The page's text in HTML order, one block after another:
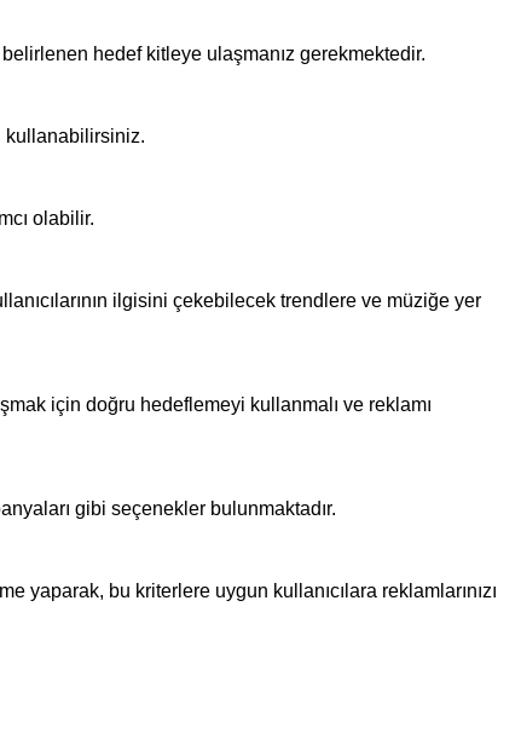
hedef kitleye ulaşmanız gerekmektedir.
kullanabilirsiniz.
olabilir.
ilgisini çekebilecek trendlere ve müziğe yer
için doğru hedeflemeyi kullanmalı ve reklamı
gibi seçenekler bulunmaktadır.
yaparak, bu kriterlere uygun kullanıcılara reklamlarınızı